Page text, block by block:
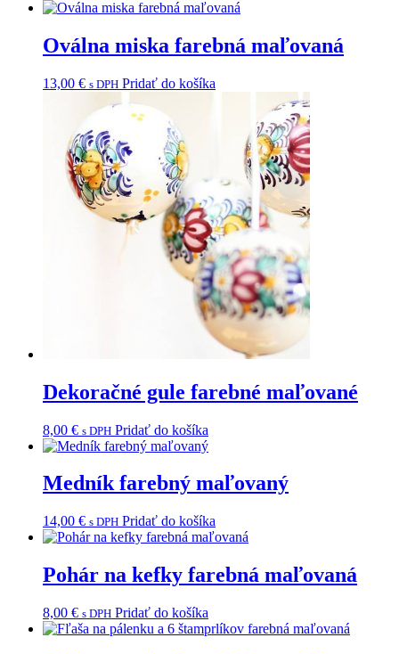
Oválna miska farebná maľovaná
13,00 € s DPH Pridať do košíka
Dekoračné gule farebné maľované
8,00 € s DPH Pridať do košíka
Medník farebný maľovaný
14,00 € s DPH Pridať do košíka
Pohár na kefky farebná maľovaná
8,00 € s DPH Pridať do košíka